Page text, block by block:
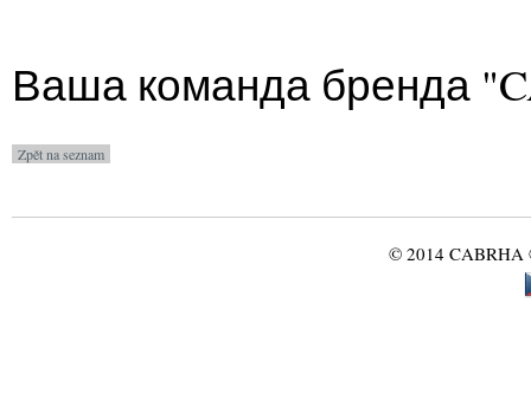
Ваша команда бренда
© 2014 CABRHA